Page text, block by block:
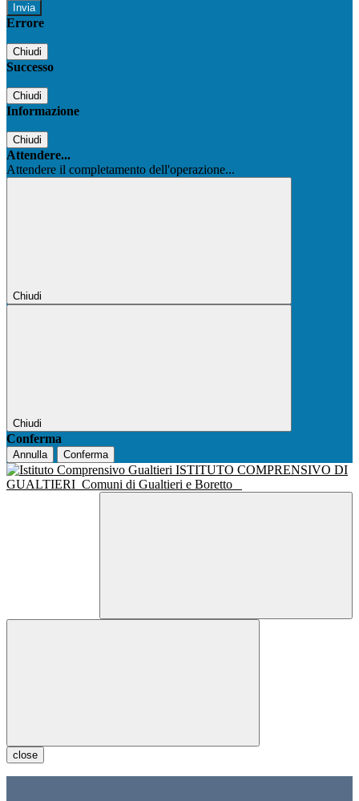
Errore
Chiudi
Successo
Chiudi
Informazione
Chiudi
Attendere...
Attendere il completamento dell'operazione...
Chiudi
Chiudi
Conferma
Annulla Conferma
ISTITUTO COMPRENSIVO DI
GUALTIERI Comuni di Gualtieri e Boretto
close